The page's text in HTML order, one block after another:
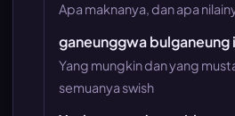
Apa maknanya, dan apa
ganeunggwa bulganeung
Yang mungkin dan yang
semuanya swish